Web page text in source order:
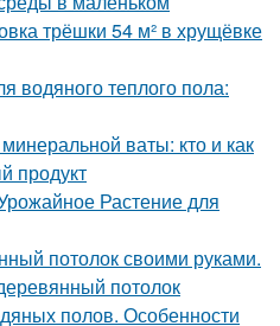
трёшки 54 м² в хрущёвке
водяного теплого пола:
ваты: кто и как
продукт
Растение для
потолок своими руками.
потолок
полов. Особенности